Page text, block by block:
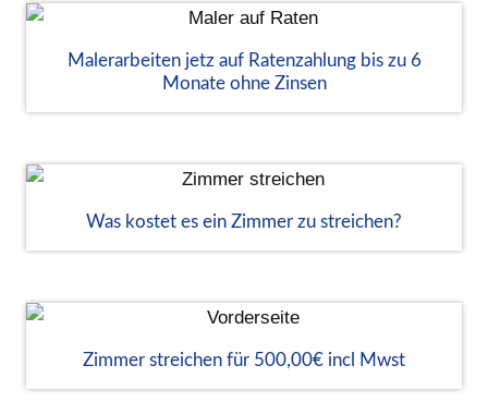
Malerarbeiten jetz auf Ratenzahlung bis zu 6
Monate ohne Zinsen
Was kostet es ein Zimmer zu streichen?
Zimmer streichen für 500,00€ incl Mwst